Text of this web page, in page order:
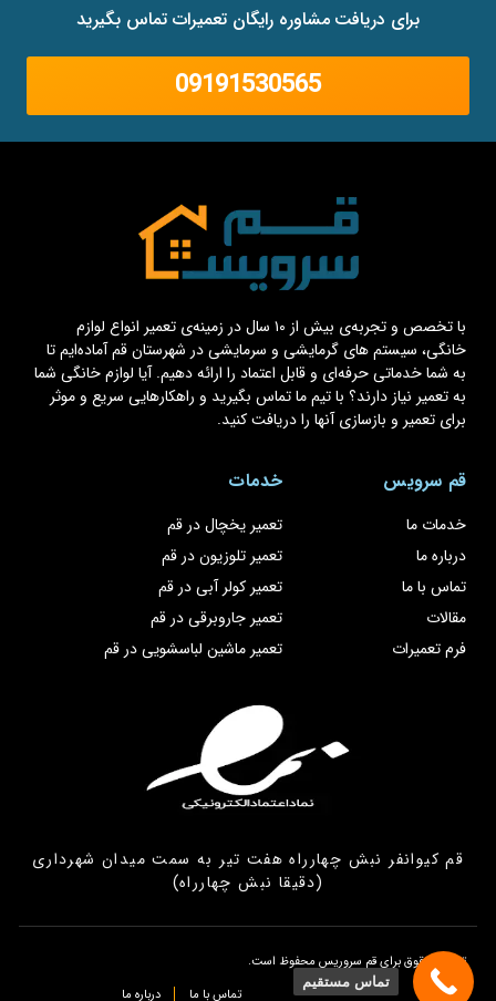
برای دریافت مشاوره رایگان تعمیرات تماس بگیرید
09191530565
با تخصص و تجربه‌ی بیش از ۱۰ سال در زمینه‌ی تعمیر انواع لوازم
خانگی، سیستم های گرمایشی و سرمایشی در شهرستان قم آماده‌ایم تا
به شما خدماتی حرفه‌ای و قابل اعتماد را ارائه دهیم. آیا لوازم خانگی شما
به تعمیر نیاز دارند؟ با تیم ما تماس بگیرید و راهکارهایی سریع و موثر
برای تعمیر و بازسازی آنها را دریافت کنید.
قم سرویس
خدمات ما
درباره ما
تماس با ما
مقالات
فرم تعمیرات
خدمات
تعمیر یخچال در قم
تعمیر تلوزیون در قم
تعمیر کولر آبی در قم
تعمیر جاروبرقی در قم
تعمیر ماشین لباسشویی در قم
قم کیوانفر نبش چهارراه هفت تیر به سمت میدان شهرداری
(دقیقا نبش چهارراه)
تمامی حقوق برای قم سروریس محفوظ است.
تماس با ما
درباره ما
تماس مستقیم